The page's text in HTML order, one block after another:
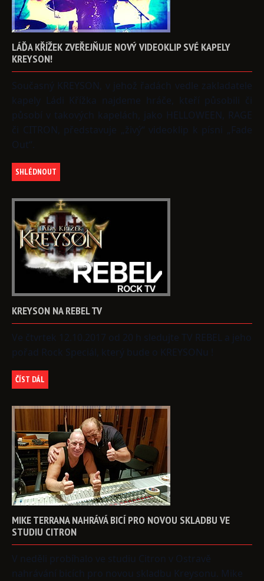
LÁĎA KŘÍŽEK ZVEŘEJŇUJE NOVÝVIDEOKLIP SVÉ KAPELY
KREYSON!
Současný KREYSON, v jehož řadách vedle zakladatele
kapely Ládi Křížka najdeme hráče, kteří působili či
působí v takových kapelách, jako HELLOWEEN, RAGE
či CITRON, představuje „živý“ videoklip k písni „Fade
Out“.
SHLÉDNOUT
KREYSON NA REBELTV
Ve čtvrtek 12.10.2017 od 20 h sledujte TV REBEL a jeho
pořad Rock Speciál, který bude o KREYSONu !
ČÍST DÁL
MIKETERRANA NAHRÁVÁ BICÍ PRO NOVOU SKLADBU VE
STUDIU CITRON
V neděli probíhalo ve studiu Citron v Ostravě
nahrávání bicích pro novou skladbu Kreysonu. Mike